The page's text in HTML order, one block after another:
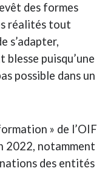
des formes
réalités tout
s’adapter,
blesse puisqu’une
possible dans un
» de l’OIF
2022, notamment
des entités